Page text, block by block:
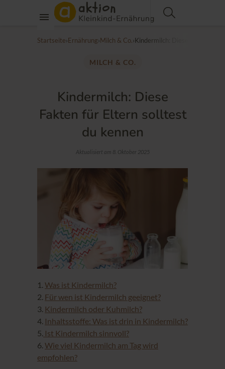
Startseite›Ernährung›Milch & Co.›Kindermilch: Diese Fakten für
MILCH & CO.
Kindermilch: Diese
Fakten für Eltern solltest
du kennen
Aktualisiert am 8. Oktober 2025
1. Was ist Kindermilch?
2. Für wen ist Kindermilch geeignet?
3. Kindermilch oder Kuhmilch?
4. Inhaltsstoffe: Was ist drin in Kindermilch?
5. Ist Kindermilch sinnvoll?
6. Wie viel Kindermilch am Tag wird
empfohlen?